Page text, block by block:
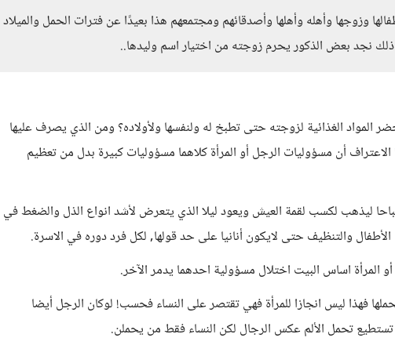
وزوجها وأهله وأهلها وأصدقائهم ومجتمعهم هذا بعيدًا عن فترات الحمل والميلاد
ذلك نجد بعض الذكور يحرم زوجته من اختيار اسم وليدها..
المواد الغذائية لزوجته حتى تطبخ له ولنفسها ولأولاده؟ ومن الذي يصرف عليها
الاعتراف أن مسؤوليات الرجل أو المرأة كلاهما مسؤوليات كبيرة بدل من تعظيم
ليذهب لكسب لقمة العيش ويعود ليلا الذي يتعرض لأشد انواع الذل والضغط في
والتنظيف حتى لايكون أنانيا على حد قولها, لكل فرد دوره في الاسرة.
اساس البيت اختلال مسؤولية احدهما يدمر الآخر.
فهذا ليس انجازا للمرأة فهي تقتصر على النساء فحسب! لوكان الرجل أيضا
تستطيع تحمل الألم عكس الرجال لكن النساء فقط من يحملن.